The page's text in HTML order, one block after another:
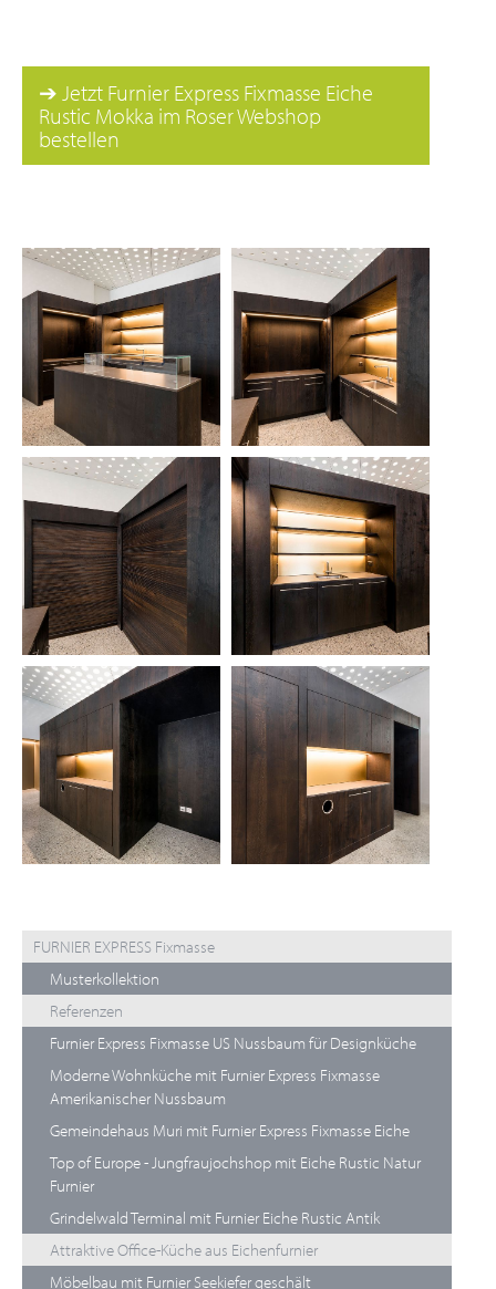
➔ Jetzt Furnier Express Fixmasse Eiche
Rustic Mokka im Roser Webshop
bestellen
FURNIER EXPRESS Fixmasse
Musterkollektion
Referenzen
Furnier Express Fixmasse US Nussbaum für Designküche
Moderne Wohnküche mit Furnier Express Fixmasse
Amerikanischer Nussbaum
Gemeindehaus Muri mit Furnier Express Fixmasse Eiche
Top of Europe - Jungfraujochshop mit Eiche Rustic Natur
Furnier
Grindelwald Terminal mit Furnier Eiche Rustic Antik
Attraktive Office-Küche aus Eichenfurnier
Möbelbau mit Furnier Seekiefer geschält